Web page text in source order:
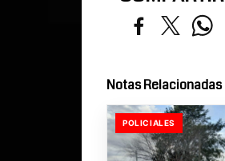
Notas Relacionadas
POLICIALES